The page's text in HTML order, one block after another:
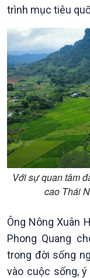
trình mục tiêu
Với sự quan tâm
cao Thái
Ông Nông Xuân
Phong Quang
trong đời sống
vào cuộc sống,